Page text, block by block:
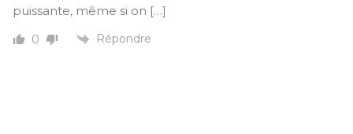
puissante, même si on […]
0 Répondre